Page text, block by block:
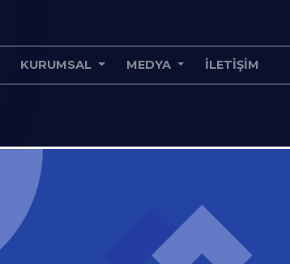
KURUMSAL MEDYA İLETIŞIM